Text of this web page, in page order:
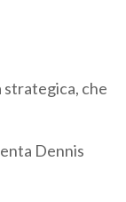
strategica, che
Dennis